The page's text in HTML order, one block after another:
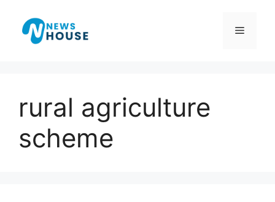
content
Menu
rural agriculture
scheme